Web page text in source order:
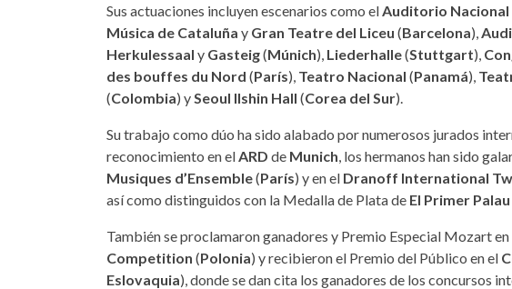
Sus actuaciones incluyen escenarios como el Auditorio
Música de Cataluña y Gran Teatre del Liceu (Barcelona),
Herkulessaal y Gasteig(Múnich), Liederhalle(Stuttgart),
des bouffes du Nord (París), Teatro Nacional (Panamá),
(Colombia) y Seoul Ilshin Hall (Corea del Sur).
Su trabajo como dúo ha sido alabado por numerosos jurados
reconocimiento en el ARD de Munich , los hermanos han sido
Musiques d’Ensemble(París) y en el Dranoff International
así como distinguidos con la Medalla de Plata de El Primer Palau
También se proclamaron ganadores y Premio Especial Mozart en
Competition (Polonia) y recibieron el Premio del Público en el
Eslovaquia), donde se dan cita los ganadores de los concursos